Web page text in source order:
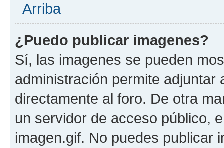
Arriba
¿Puedo publicar imagenes?
Sí, las imagenes se pueden
administración permite
directamente al foro. De otra
un servidor de acceso público,
imagen.gif. No puedes publicar